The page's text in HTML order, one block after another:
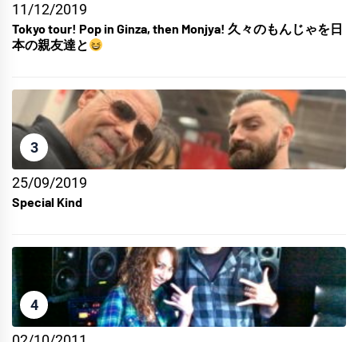
11/12/2019
Tokyo tour! Pop in Ginza, then Monjya! 久々のもんじゃを日
本の親友達と
3
25/09/2019
Special Kind
4